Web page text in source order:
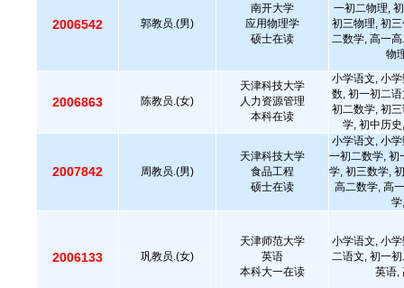
2006542 郭教员.(男)
南开大学
应用物理学
硕士在读
一初二物理,
初三物理, 初
二数学, 高一
物
2006863 陈教员.(女)
天津科技大学
人力资源管理
本科在读
小学语文, 小
数, 初一初二
初二数学, 初
学, 初中历
2007842 周教员.(男)
天津科技大学
食品工程
硕士在读
小学语文, 小
一初二数学, 初
学, 初三数学,
高二数学, 高
2006133 巩教员.(女)
天津师范大学
英语
本科大一在读
小学语文, 小
二语文, 初一
英语,